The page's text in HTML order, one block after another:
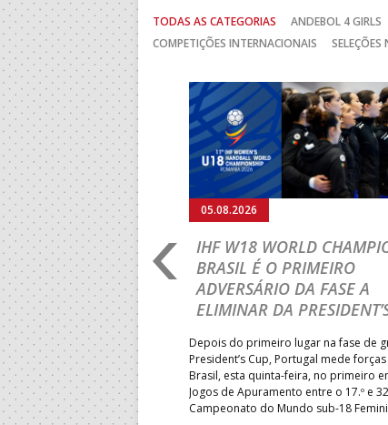
TODAS AS CATEGORIAS ANDEBOL 4 GIRLS
COMPETIÇÕES INTERNACIONAIS
2026: PORTUGAL
AOS
À SUÉCIA
18 volta a entrar em campo
11h00 (hora portuguesa),
naquele que será o
de Portugal no
– transmissão em direto
05.08.2026
IHF W18 WORLD
BRASIL É O PRIMEIRO
ADVERSÁRIO DA FASE A
ELIMINAR DA
Depois do primeiro lugar na fase de
President’s Cup, Portugal mede
Brasil, esta quinta-feira, no primeiro
Jogos de Apuramento entre o 17.º e
Campeonato do Mundo sub-18
Anterior